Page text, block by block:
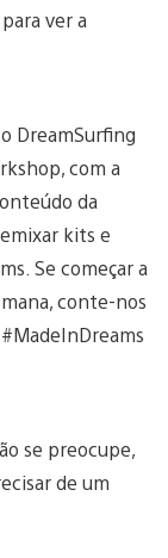
ver a
DreamSurfing
com a
da
kits e
Se começar a
conte-nos
se preocupe,
de um